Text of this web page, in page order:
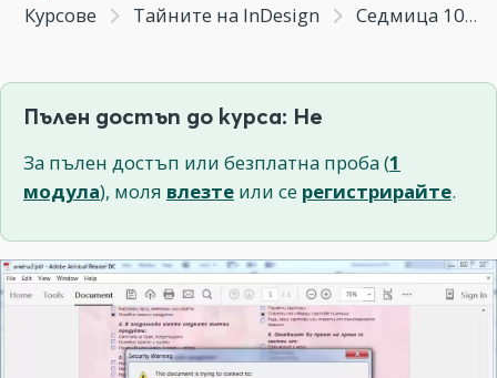
Курсове Тайните на InDesign Седмица 10 - Бонус модул "Интерактивност в InDesign"
Пълен достъп до курса: Не
За пълен достъп или безплатна проба (1
модула), моля влезте или се регистрирайте.